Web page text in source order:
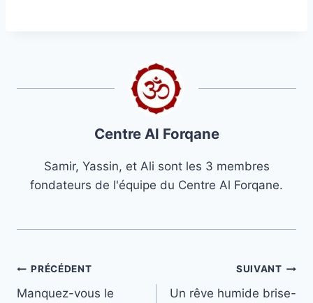
Centre Al Forqane
Samir, Yassin, et Ali sont les 3 membres
fondateurs de l'équipe du Centre Al Forqane.
Navigation
PRÉCÉDENT
Manquez-vous le
SUIVANT
Un rêve humide brise-